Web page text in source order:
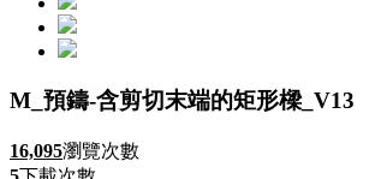
M_預鑄-含剪切末端的矩形樑_V13
16,095瀏覽次數